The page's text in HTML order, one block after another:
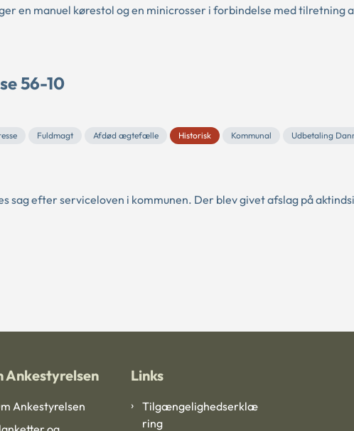
en manuel kørestol og en minicrosser i forbindelse med tilretning
56-10
Fuldmagt Afdød ægtefælle Historisk Kommunal
Udbetaling
efter serviceloven i kommunen. Der blev givet afslag på
Ankestyrelsen
Ankestyrelsen
Links
Tilgængelighedserklæ
ring